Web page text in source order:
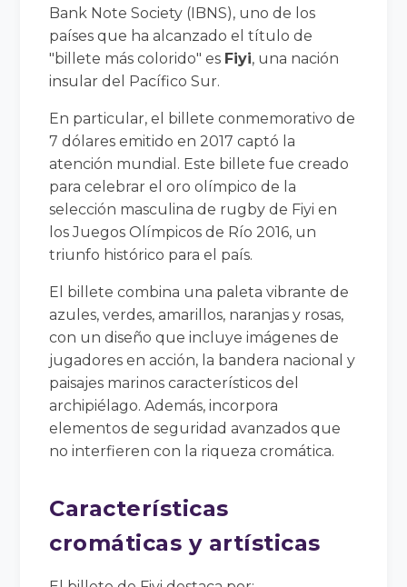
Bank Note Society (IBNS), uno de los
países que ha alcanzado el título de
"billete más colorido" es Fiyi, una nación
insular del Pacífico Sur.
En particular, el billete conmemorativo de
7 dólares emitido en 2017 captó la
atención mundial. Este billete fue creado
para celebrar el oro olímpico de la
selección masculina de rugby de Fiyi en
los Juegos Olímpicos de Río 2016, un
triunfo histórico para el país.
El billete combina una paleta vibrante de
azules, verdes, amarillos, naranjas y rosas,
con un diseño que incluye imágenes de
jugadores en acción, la bandera nacional y
paisajes marinos característicos del
archipiélago. Además, incorpora
elementos de seguridad avanzados que
no interfieren con la riqueza cromática.
Características
cromáticas y artísticas